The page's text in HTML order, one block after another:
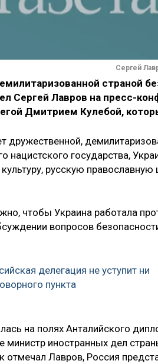
Сергей
страной
Сергей Лавров на пресс-
Дмитрием Кулебой,
дружественной,
нацистского государства,
русскую православную
чтобы Украина работала
вопросов
делегация не уступит ни
пункта
на полях Анталийского
министр иностранных дел
отмечал Лавров, Россия